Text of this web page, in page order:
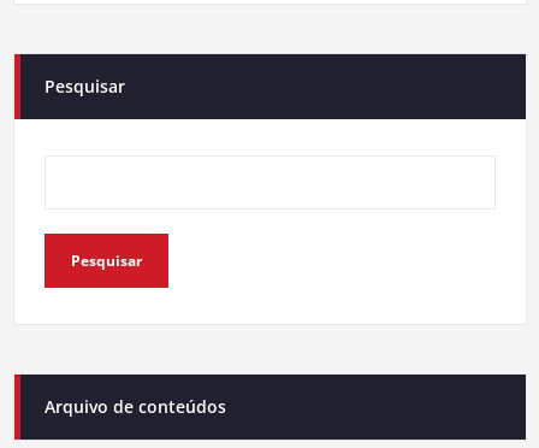
Pesquisar
Pesquisar
Arquivo de conteúdos